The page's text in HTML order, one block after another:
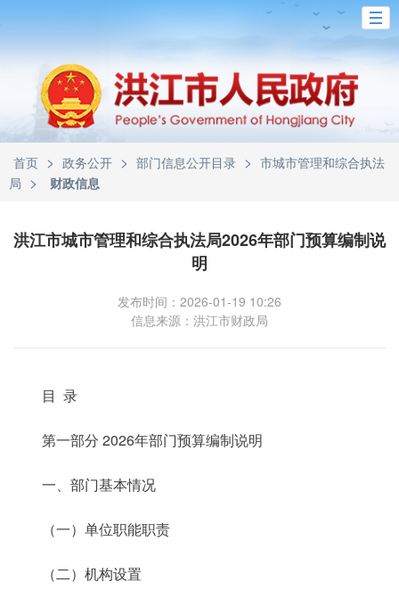
首页 > 政务公开 > 部门信息公开目录 > 市城市管理和综合执法
局 > 财政信息
洪江市城市管理和综合执法局2026年部门预算编制说
明
发布时间：2026-01-19 10:26
信息来源：洪江市财政局
目 录
第一部分 2026年部门预算编制说明
一、部门基本情况
（一）单位职能职责
（二）机构设置